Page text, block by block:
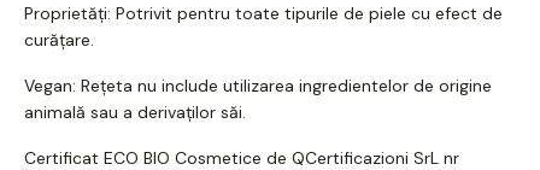
Proprietăți: Potrivit pentru toate tipurile de piele cu efect de
curățare.
Vegan: Rețeta nu include utilizarea ingredientelor de origine
animală sau a derivaților săi.
Certificat ECO BIO Cosmetice de QCertificazioni SrL nr